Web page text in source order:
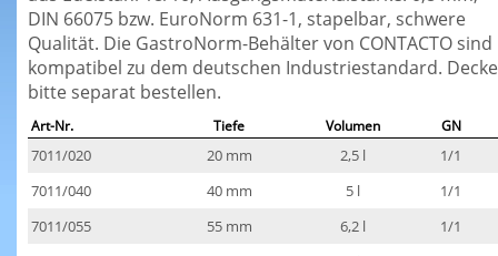
DIN 66075 bzw. EuroNorm 631-1, stapelbar, schwere
Qualität. Die GastroNorm-Behälter von CONTACTO sind
kompatibel zu dem deutschen Industriestandard.
bitte separat bestellen.
Art-Nr. Tiefe Volumen GN
7011/020 20 mm 2,5 l
1/1
7011/040
40 mm 5 l
1/1
7011/055
55 mm 6,2 l
1/1